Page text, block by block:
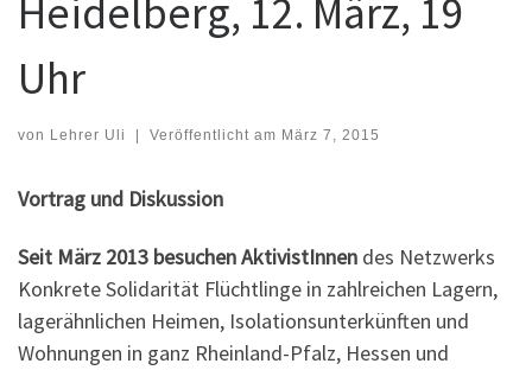
Heidelberg, 12. März, 19
Uhr
von Lehrer Uli | Veröffentlicht am März 7, 2015
Vortrag und Diskussion
Seit März 2013 besuchen AktivistInnen des Netzwerks
Konkrete Solidarität Flüchtlinge in zahlreichen Lagern,
lagerähnlichen Heimen, Isolationsunterkünften und
Wohnungen in ganz Rheinland-Pfalz, Hessen und